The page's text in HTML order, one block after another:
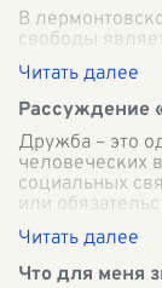
В
свободы
главного
становится
Рассуждение
Дружба – это
человеческих
социальных
или
Что для меня